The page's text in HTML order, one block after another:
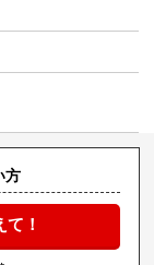
方
！